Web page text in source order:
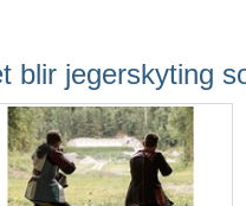
blir jegerskyting